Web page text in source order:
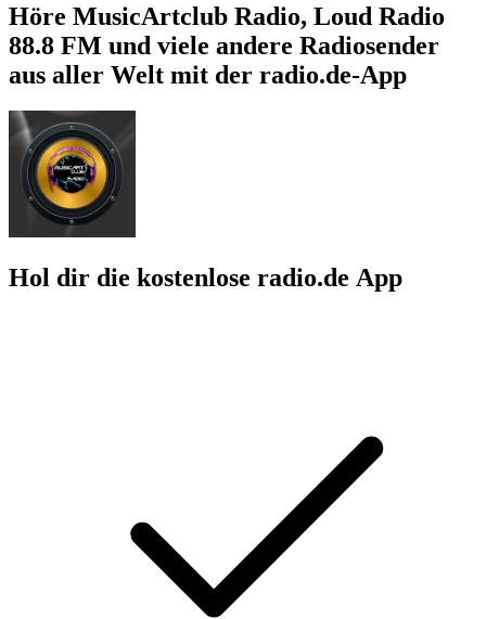
Höre MusicArtclub Radio, Loud Radio
88.8 FM und viele andere Radiosender
aus aller Welt mit der radio.de-App
Hol dir die kostenlose radio.de App